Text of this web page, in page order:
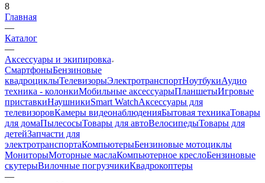
8
Главная
—
Каталог
—
Аксессуары и экипировка
СмартфоныБензиновые
квадроциклыТелевизорыЭлектротранспортНоутбукиАудио
техника - колонкиМобильные аксессуарыПланшетыИгровые
приставкиНаушникиSmart WatchАксессуары для
телевизоровКамеры видеонаблюденияБытовая техникаТовары
для домаПылесосыТовары для автоВелосипедыТовары для
детейЗапчасти для
электротранспортаКомпьютерыБензиновые мотоциклы
МониторыМоторные маслаКомпьютерное креслоБензиновые
скутерыВилочные погрузчикиКвадрокоптеры
—